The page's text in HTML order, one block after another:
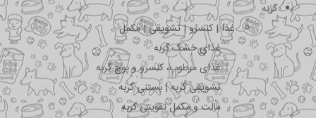
گربه
غذا | کنسرو | تشویقی | مکمل
غذای خشک گربه
غذای مرطوب، کنسرو و پوچ گربه
تشویقی گربه | بستنی گربه
مالت و مکمل تقویتی گربه